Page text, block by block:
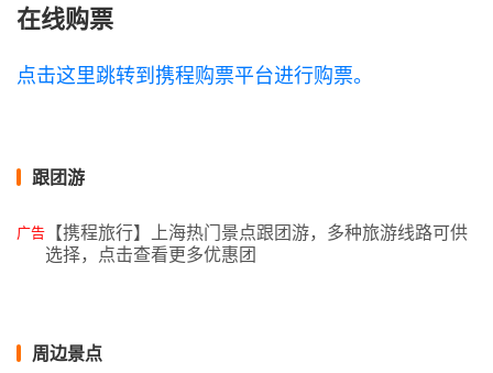
在线购票
点击这里跳转到携程购票平台进行购票。
跟团游
广告 【携程旅行】上海热门景点跟团游，多种旅游线路可供
选择，点击查看更多优惠团
周边景点